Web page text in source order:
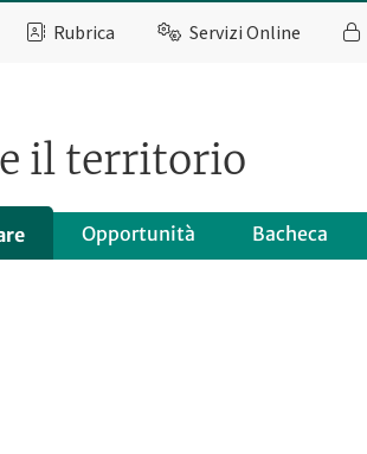
Rubrica Servizi Online
il territorio
Opportunità Bacheca